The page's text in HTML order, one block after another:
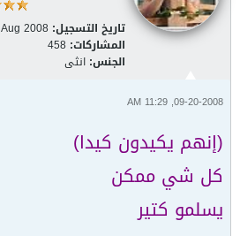
تاريخ التسجيل: Aug 2008
المشاركات: 458
الجنس: انثى
09-20-2008, 11:29 AM
(إنهم يكيدون كيدا)
كل شي ممكن
يسلمو كتير